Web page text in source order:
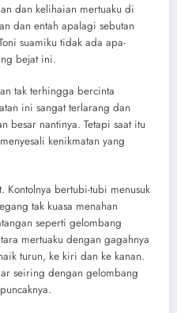
dan kelihaian mertuaku di
dan entah apalagi sebutan
suamiku tidak ada apa-
bejat ini.
tak terhingga bercinta
ini sangat terlarang dan
besar nantinya. Tetapi saat itu
kenikmatan yang
Kontolnya bertubi-tubi menusuk
tak kuasa menahan
seperti gelombang
mertuaku dengan gagahnya
turun, ke kiri dan ke kanan.
seiring dengan gelombang